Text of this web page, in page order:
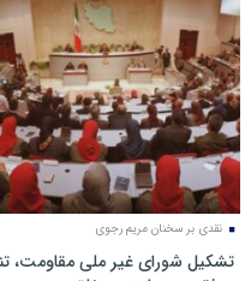
نقدی بر سخنان مریم رجوی
تشکیل شورای غیر ملی مقاومت،